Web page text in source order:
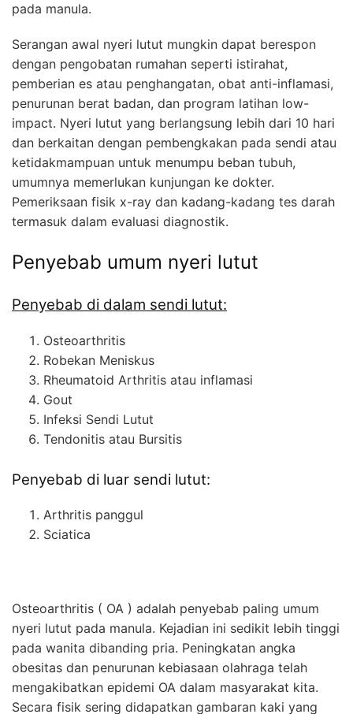
pada manula.
Serangan awal nyeri lutut mungkin dapat berespon
dengan pengobatan rumahan seperti istirahat,
pemberian es atau penghangatan, obat anti-inflamasi,
penurunan berat badan, dan program latihan low-
impact. Nyeri lutut yang berlangsung lebih dari 10 hari
dan berkaitan dengan pembengkakan pada sendi atau
ketidakmampuan untuk menumpu beban tubuh,
umumnya memerlukan kunjungan ke dokter.
Pemeriksaan fisik x-ray dan kadang-kadang tes darah
termasuk dalam evaluasi diagnostik.
Penyebab umum nyeri lutut
Penyebab di dalam sendi lutut:
Osteoarthritis
Robekan Meniskus
Rheumatoid Arthritis atau inflamasi
Gout
Infeksi Sendi Lutut
Tendonitis atau Bursitis
Penyebab di luar sendi lutut:
Arthritis panggul
Sciatica
Osteoarthritis ( OA ) adalah penyebab paling umum
nyeri lutut pada manula. Kejadian ini sedikit lebih tinggi
pada wanita dibanding pria. Peningkatan angka
obesitas dan penurunan kebiasaan olahraga telah
mengakibatkan epidemi OA dalam masyarakat kita.
Secara fisik sering didapatkan gambaran kaki yang